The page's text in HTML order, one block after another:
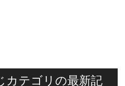
カテゴリの最新記